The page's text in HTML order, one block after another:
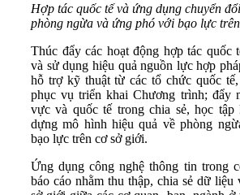
Hợp tác quốc tế và ứng dụng chuyển
phòng ngừa và ứng phó với bạo lực
Thúc đẩy các hoạt động hợp tác quốc
và sử dụng hiệu quả nguồn lực hợp
hỗ trợ kỹ thuật từ các tổ chức quốc
phục vụ triển khai Chương trình; đẩy
vực và quốc tế trong chia sẻ, học tập
dựng mô hình hiệu quả về phòng
bạo lực trên cơ sở giới.
Ứng dụng công nghệ thông tin trong
báo cáo nhằm thu thập, chia sẻ dữ liệu